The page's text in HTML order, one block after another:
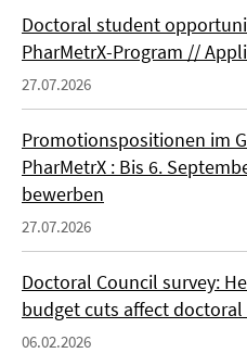
Doctoral student
PharMetrX-Program //
27.07.2026
Promotionspositionen im
PharMetrX : Bis 6.
bewerben
27.07.2026
Doctoral Council survey:
budget cuts affect
06.02.2026